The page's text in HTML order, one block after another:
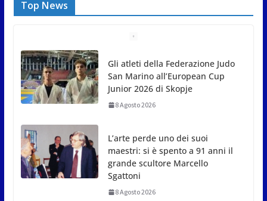
Top News
L’arte perde uno dei suoi
maestri: si è spento a 91 anni il
grande scultore Marcello
Sgattoni
A Oltremare 2.0 a Riccione in
migliaia per incontrare i
DinsiemE
8 Agosto 2026